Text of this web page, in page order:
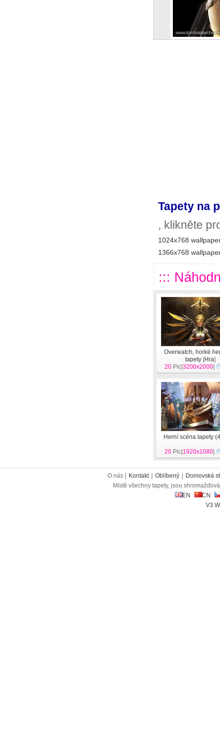
Tapety na
, klikněte
1024x768
1366x768
:::
Overwatch, horké
tapety [Hra]
20 Pic|3200x2000
Herní scéna tapety
20 Pic| 1920x1080
O nás | Kontakt Oblíbený
Domovská
Místě všechny tapety, jsou
EN
CN
V3